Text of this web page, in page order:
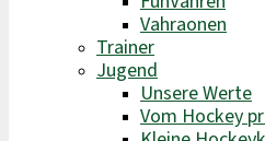
Vahraonen
Trainer
Jugend
Unsere Werte
Vom Hockey